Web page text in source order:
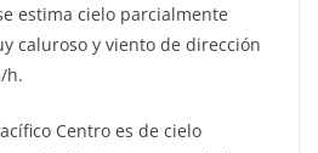
estima cielo parcialmente
caluroso y viento de dirección
h.
Centro es de cielo